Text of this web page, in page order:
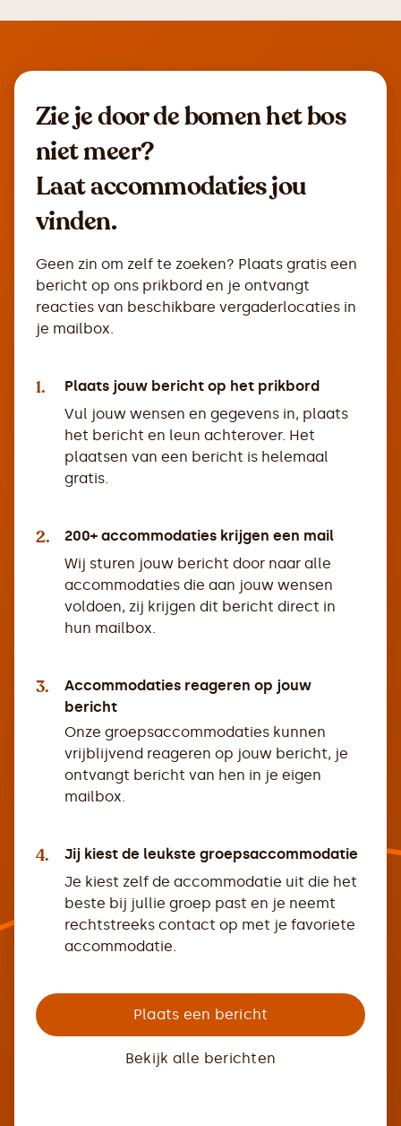
Zie je door de bomen het bos
niet meer?
Laat accommodaties jou
vinden.
Geen zin om zelf te zoeken? Plaats gratis een
bericht op ons prikbord en je ontvangt
reacties van beschikbare vergaderlocaties in
je mailbox.
1.
Plaats jouw bericht op het prikbord
Vul jouw wensen en gegevens in, plaats
het bericht en leun achterover. Het
plaatsen van een bericht is helemaal
gratis.
2.
200+ accommodaties krijgen een mail
Wij sturen jouw bericht door naar alle
accommodaties die aan jouw wensen
voldoen, zij krijgen dit bericht direct in
hun mailbox.
3.
Accommodaties reageren op jouw
bericht
Onze groepsaccommodaties kunnen
vrijblijvend reageren op jouw bericht, je
ontvangt bericht van hen in je eigen
mailbox.
4.
Jij kiest de leukste groepsaccommodatie
Je kiest zelf de accommodatie uit die het
beste bij jullie groep past en je neemt
rechtstreeks contact op met je favoriete
accommodatie.
Plaats een bericht
Bekijk alle berichten